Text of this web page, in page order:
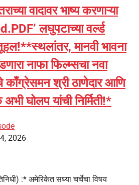
वादावर भाष्य करणाऱ्या
लघुपटाच्या वर्ल्ड
मानवी भावना
नाफा फिल्म्सचा नवा
श्री ठाणेदार आणि
घोलप यांची निर्मिती!*
2026
:* अमेरिकेत सध्या चर्चेचा विषय